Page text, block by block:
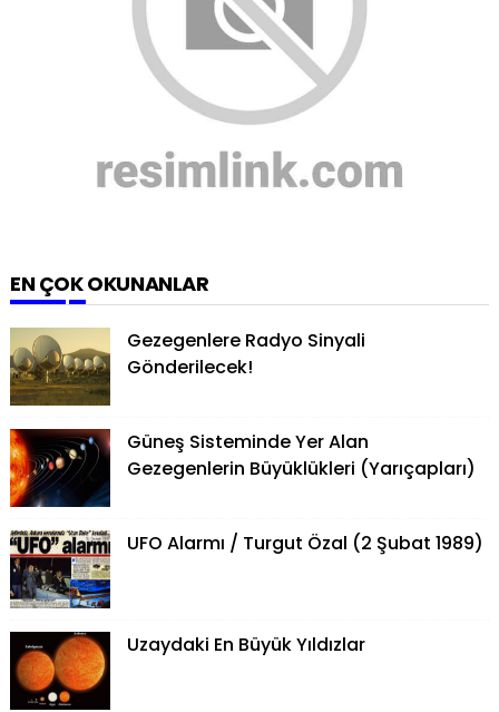
EN ÇOK OKUNANLAR
Gezegenlere Radyo Sinyali
Gönderilecek!
Güneş Sisteminde Yer Alan
Gezegenlerin Büyüklükleri (Yarıçapları)
UFO Alarmı / Turgut Özal (2 Şubat 1989)
Uzaydaki En Büyük Yıldızlar